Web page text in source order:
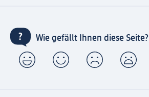
Wie gefällt Ihnen diese Seite?